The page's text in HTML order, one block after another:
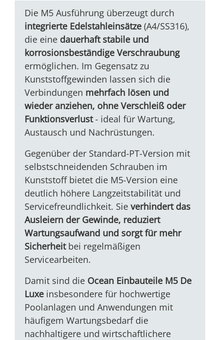
Die M5 Ausführung überzeugt durch
integrierte Edelstahleinsätze (A4/SS316),
die eine dauerhaft stabile und
korrosionsbeständige Verschraubung
ermöglichen. Im Gegensatz zu
Kunststoffgewinden lassen sich die
Verbindungen mehrfach lösen und
wieder anziehen, ohne Verschleiß oder
Funktionsverlust- ideal für Wartung,
Austausch und Nachrüstungen.
Gegenüber der Standard-PT-Version mit
selbstschneidenden Schrauben im
Kunststoff bietet die M5-Version eine
deutlich höhere Langzeitstabilität und
Servicefreundlichkeit. Sie verhindert das
Ausleiern der Gewinde, reduziert
Wartungsaufwand und sorgt für mehr
Sicherheitbei regelmäßigen
Servicearbeiten.
Damit sind die Ocean Einbauteile M5 De
Luxe insbesondere für hochwertige
Poolanlagen und Anwendungen mit
häufigem Wartungsbedarf die
nachhaltigere und wirtschaftlichere